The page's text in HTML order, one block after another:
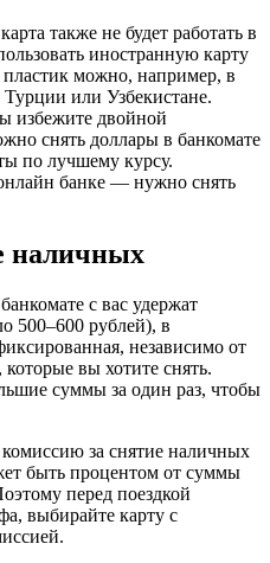
также не будет работать в
иностранную карту
пластик можно, например, в
или Узбекистане.
избежите двойной
снять доллары в банкомате
по лучшему курсу.
банке — нужно снять
наличных
с вас удержат
500–600 рублей), в
независимо от
вы хотите снять.
суммы за один раз, чтобы
за снятие наличных
быть процентом от суммы
перед поездкой
выбирайте карту с